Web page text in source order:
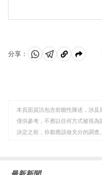
當經濟正在復蘇，通脹
止購買更多的資產，並
投資。這將對澳元有利(
分享：
分 分 複
板
本頁面資訊包含前瞻性陳述，涉
僅供參考，不應以任何方式被視
決定之前，你都應該做充分的調